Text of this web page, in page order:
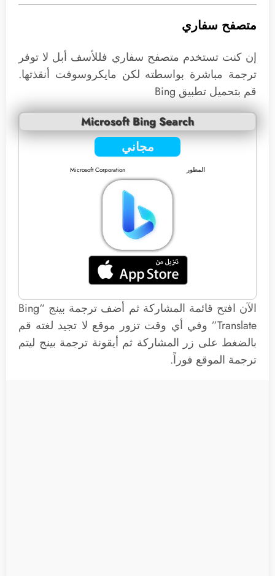
متصفح سفاري
إن كنت تستخدم متصفح سفاري فللأسف أبل لا توفر
ترجمة مباشرة بواسطته لكن مايكروسوفت أنقذتها.
قم بتحميل تطبيق Bing
Microsoft Bing Search
مجاني
المطور Microsoft Corporation
الآن افتح قائمة المشاركة ثم أضف ترجمة بينج “Bing
Translate” وفي أي وقت تزور موقع لا تجيد لغته قم
بالضغط على زر المشاركة ثم أيقونة ترجمة بينج ليتم
ترجمة الموقع فوراً.